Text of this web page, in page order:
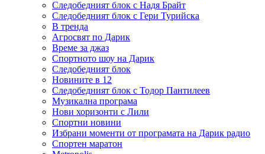
Следобедният блок с Надя Брайт
Следобедният блок с Гери Турийска
В тренда
Агросвят по Дарик
Време за джаз
Спортното шоу на Дарик
Следобедният блок
Новините в 12
Следобедният блок с Тодор Пантилеев
Музикална програма
Нови хоризонти с Лили
Спортни новини
Избрани моменти от програмата на Дарик радио
Спортен маратон